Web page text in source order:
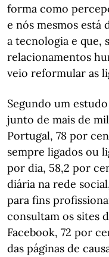
forma como
e nós mesmos
a tecnologia e que,
relacionamentos
veio reformular as
Segundo um
junto de mais de
Portugal, 78 por
sempre ligados ou
por dia, 58,2 por
diária na rede
para fins
consultam os sites
Facebook, 72 por
das páginas de